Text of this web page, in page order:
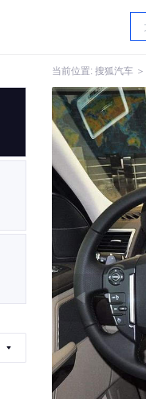
当前位置: 搜狐汽车 ＞